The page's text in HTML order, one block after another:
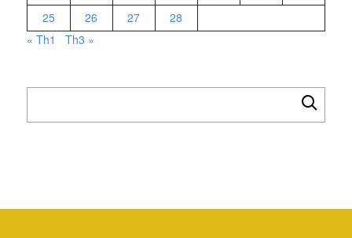
25
26 27
28
« Th1
Th3 »
cho: